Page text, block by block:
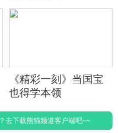
《精彩一刻》当国宝
也得学本领
去下载熊猫频道客户端吧~~